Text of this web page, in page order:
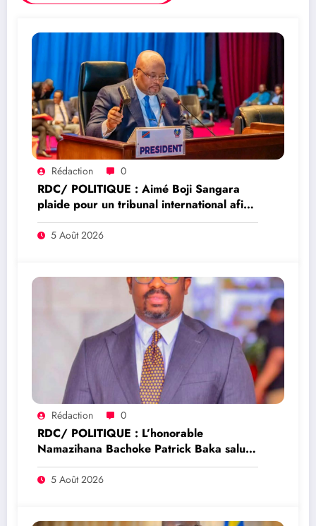
Rédaction 0
RDC/ POLITIQUE : Aimé Boji Sangara
plaide pour un tribunal international afin
de rendre justice aux victimes des conflits
en RDC
5 Août 2026
Rédaction 0
RDC/ POLITIQUE : L’honorable
Namazihana Bachoke Patrick Baka salue
la suspension de l’arrêté interministériel
sur l’économie numérique
5 Août 2026